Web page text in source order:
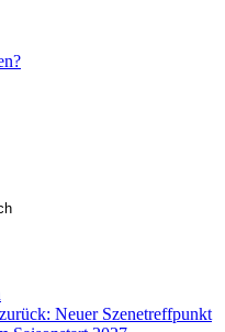
Neuer Szenetreffpunkt